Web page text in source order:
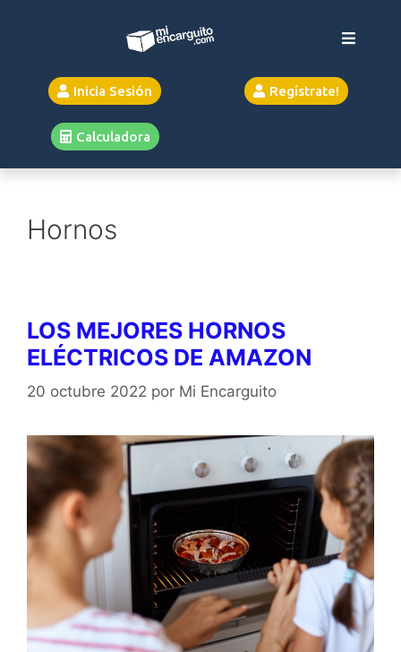
Inicia Sesión Regístrate!
Calculadora
Hornos
LOS MEJORES HORNOS
ELÉCTRICOS DE AMAZON
20 octubre 2022 por Mi Encarguito